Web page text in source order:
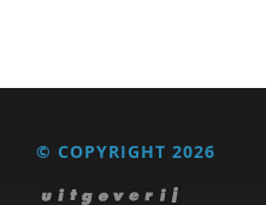
© COPYRIGHT 2026